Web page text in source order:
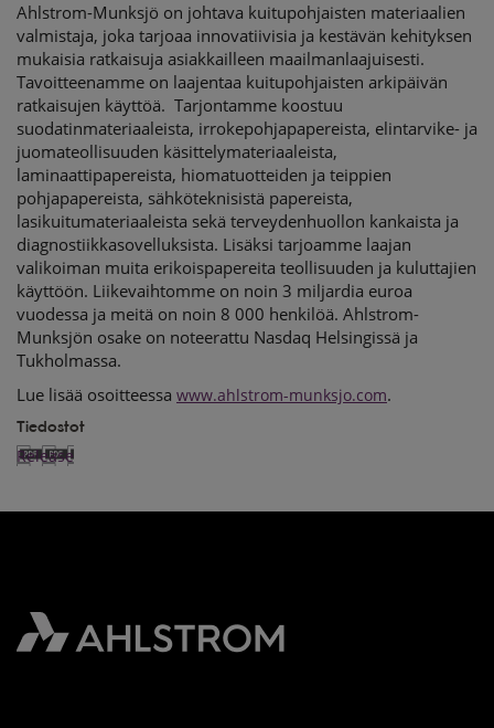
Ahlstrom-Munksjö on johtava kuitupohjaisten materiaalien
valmistaja, joka tarjoaa innovatiivisia ja kestävän kehityksen
mukaisia ratkaisuja asiakkailleen maailmanlaajuisesti.
Tavoitteenamme on laajentaa kuitupohjaisten arkipäivän
ratkaisujen käyttöä. Tarjontamme koostuu
suodatinmateriaaleista, irrokepohjapapereista, elintarvike- ja
juomateollisuuden käsittelymateriaaleista,
laminaattipapereista, hiomatuotteiden ja teippien
pohjapapereista, sähköteknisistä papereista,
lasikuitumateriaaleista sekä terveydenhuollon kankaista ja
diagnostiikkasovelluksista. Lisäksi tarjoamme laajan
valikoiman muita erikoispapereita teollisuuden ja kuluttajien
käyttöön. Liikevaihtomme on noin 3 miljardia euroa
vuodessa ja meitä on noin 8 000 henkilöä. Ahlstrom-
Munksjön osake on noteerattu Nasdaq Helsingissä ja
Tukholmassa.
Lue lisää osoitteessa www.ahlstrom-munksjo.com.
Tiedostot
Release